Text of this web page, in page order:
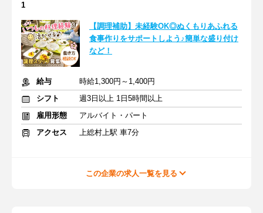
1
【調理補助】未経験OK◎ぬくもりあふれる
食事作りをサポートしよう♪簡単な盛り付け
など！
給与
時給1,300円～1,400円
シフト
週3日以上 1日5時間以上
雇用形態
アルバイト・パート
アクセス
上総村上駅 車7分
この企業の求人一覧を見る